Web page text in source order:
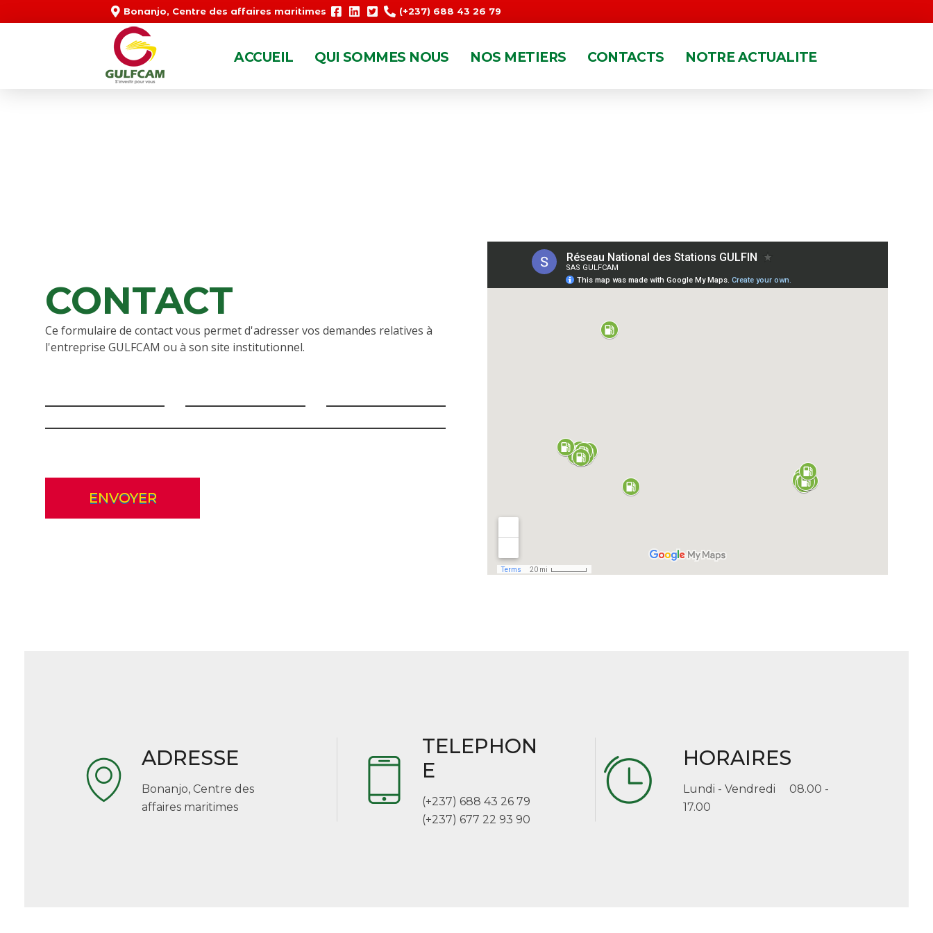
Bonanjo, Centre des affaires maritimes (+237) 688 43 26 79
ACCUEIL QUI SOMMES NOUS NOS METIERS CONTACTS NOTRE ACTUALITE
CONTACT
Ce formulaire de contact vous permet d'adresser vos demandes relatives à
l'entreprise GULFCAM ou à son site institutionnel.
ADRESSE
Bonanjo, Centre des
affaires maritimes
TELEPHON
E
(+237) 688 43 26 79
(+237) 677 22 93 90
HORAIRES
Lundi - Vendredi 08.00 -
17.00